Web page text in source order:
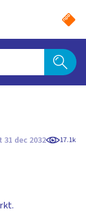
dec 2032 17.1k